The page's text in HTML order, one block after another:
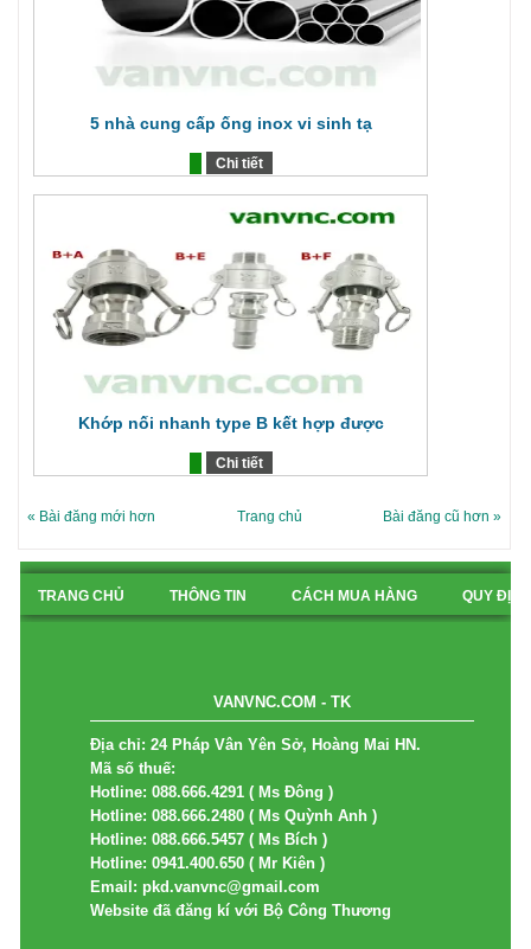
5 nhà cung cấp ống inox vi sinh tạ
Chi tiết
Khớp nối nhanh type B kết hợp được
Chi tiết
« Bài đăng mới hơn Bài đăng cũ hơn »
Trang chủ
TRANG CHỦ THÔNG TIN CÁCH MUA HÀNG QUY
VANVNC.COM - TK
Địa chỉ: 24 Pháp Vân Yên Sở, Hoàng Mai HN.
Mã số thuế:
Hotline: 088.666.4291 ( Ms Đông )
Hotline: 088.666.2480 ( Ms Quỳnh Anh )
Hotline: 088.666.5457 ( Ms Bích )
Hotline: 0941.400.650 ( Mr Kiên )
Email: pkd.vanvnc@gmail.com
Website đã đăng kí với Bộ Công Thương